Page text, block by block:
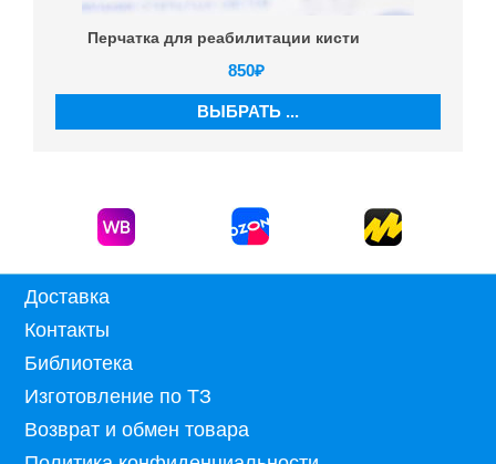
Перчатка для реабилитации кисти
850₽
ВЫБРАТЬ ...
Доставка
Контакты
Библиотека
Изготовление по ТЗ
Возврат и обмен товара